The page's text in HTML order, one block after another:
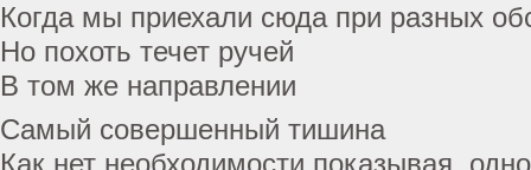
Когда мы приехали сюда при разных
Но похоть течет ручей
В том же направлении
Самый совершенный тишина
Как нет необходимости показывая,